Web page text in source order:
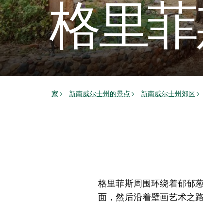
格里
家 新南威尔士州的景点 新南威尔士州郊区
格里菲斯周围环绕着郁郁
面，然后沿着壁画艺术之